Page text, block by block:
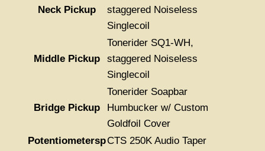
Neck Pickup
staggered Noiseless
Singlecoil
Middle Pickup
Tonerider SQ1-WH,
staggered Noiseless
Singlecoil
Bridge Pickup
Tonerider Soapbar
Humbucker w/ Custom
Goldfoil Cover
PotentiometerspCTS 250K Audio Taper